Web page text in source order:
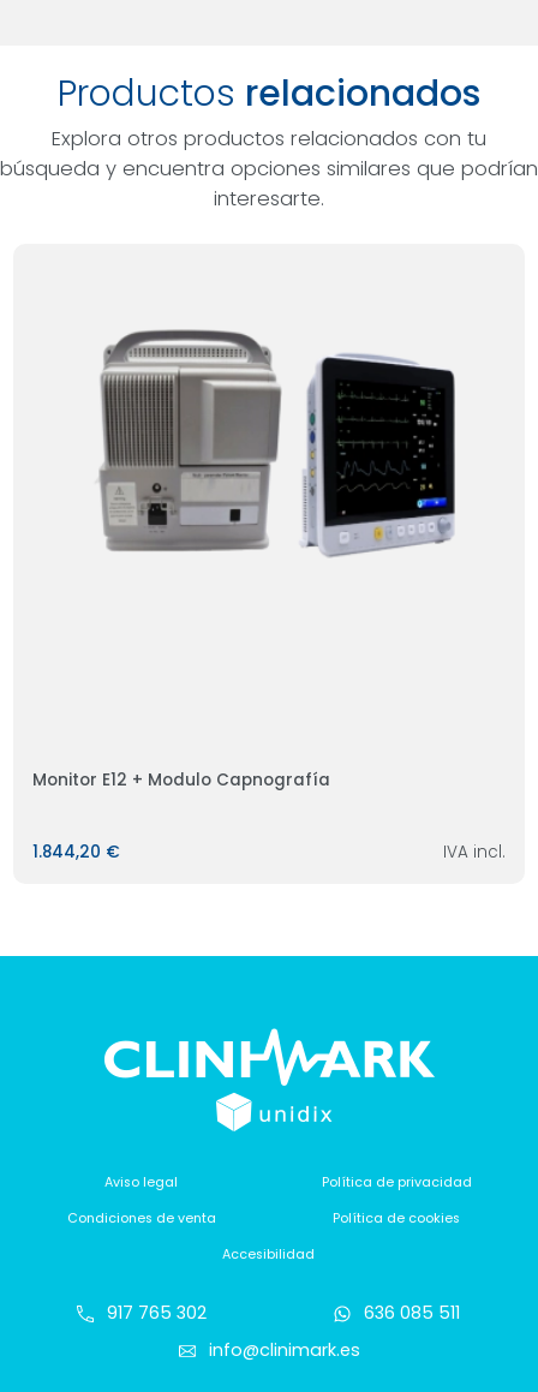
Productos relacionados
Explora otros productos relacionados con tu
búsqueda y encuentra opciones similares que podrían
interesarte.
Monitor E12 + Modulo Capnografía
1.844,20 € IVA incl.
Aviso legal
Política de privacidad
Condiciones de venta
Política de cookies
Accesibilidad
917 765 302
636 085 511
info@clinimark.es